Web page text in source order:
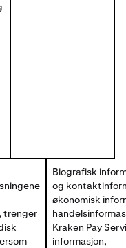
trenger
Biografisk
og
økonomisk
Kraken Pay
informasjon,